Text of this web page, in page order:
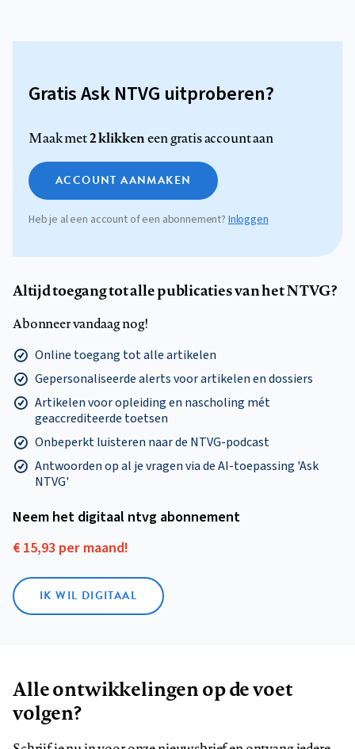
Gratis Ask NTVG uitproberen?
Maak met2 klikkeneen gratis account aan
ACCOUNT AANMAKEN
Heb je al een account of een abonnement?Inloggen
Altijd toegang tot alle publicaties van het NTVG?
Abonneer vandaag nog!
Online toegang tot alle artikelen
Gepersonaliseerde alerts voor artikelen en dossiers
Artikelen voor opleiding en nascholing mét
geaccrediteerde toetsen
Onbeperkt luisteren naar de NTVG-podcast
Antwoorden op al je vragen via de AI-toepassing 'Ask
NTVG'
Neem het digitaal ntvg abonnement
€ 15,93 per maand!
IK WIL DIGITAAL
Alle ontwikkelingen op de voet
volgen?